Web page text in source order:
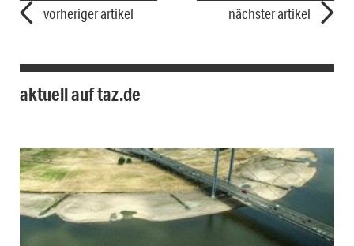
vorheriger artikel nächster artikel
aktuell auf taz.de